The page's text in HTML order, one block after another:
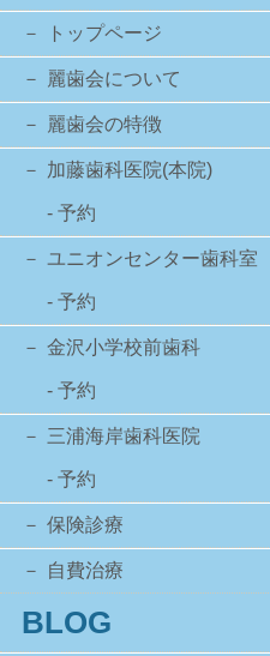
トップページ
麗歯会について
麗歯会の特徴
加藤歯科医院(本院)
- 予約
ユニオンセンター歯科室
- 予約
金沢小学校前歯科
- 予約
三浦海岸歯科医院
- 予約
保険診療
自費治療
BLOG